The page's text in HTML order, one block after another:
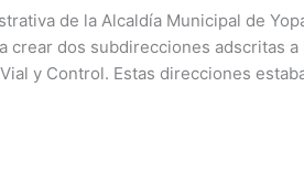
de la Alcaldía Municipal de
crear dos subdirecciones adscritas
y Control. Estas direcciones